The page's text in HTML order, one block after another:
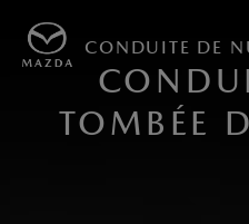
CONDUITE DE
TOMBÉE